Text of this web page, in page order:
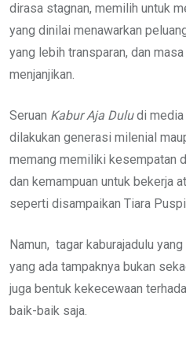
dirasa stagnan, memilih untuk
yang dinilai menawarkan
yang lebih transparan, dan
menjanjikan.
Seruan Kabur Aja Duludi media
dilakukan generasi milenial
memang memiliki kesempatan
dan kemampuan untuk bekerja
seperti disampaikan Tiara
Namun, tagar kaburajadulu
yang ada tampaknya bukan
juga bentuk kekecewaan
baik-baik saja.